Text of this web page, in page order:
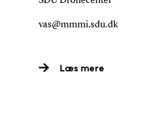
vas@mmmi.sdu.dk
Læs mere